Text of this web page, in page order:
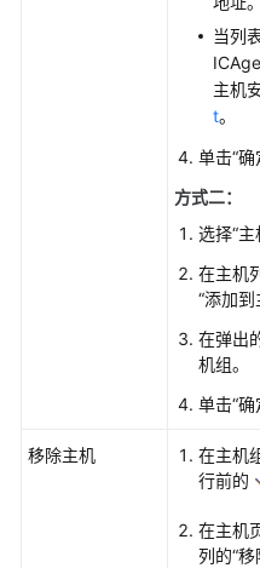
ServiceStage
集
当列
主机
t。
单击“确
方式二：
选择“主
在主机
“添加到
在弹出
机组。
单击“确
移除主机
在主机
行前的
在主机
列的“移